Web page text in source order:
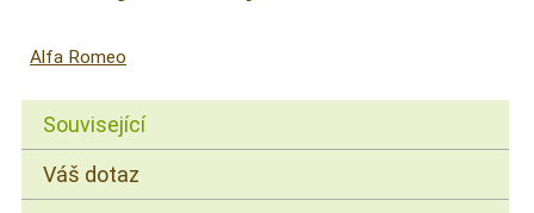
Alfa Romeo
Související
Váš dotaz